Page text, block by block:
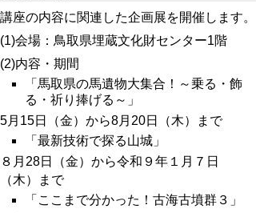
講座の内容に関連した企画展を開催します。
(1)会場：鳥取県埋蔵文化財センター1階
(2)内容・期間
「馬取県の馬遺物大集合！～乗る・飾
る・祈り捧げる～」
5月15日（金）から8月20日（木）まで
「最新技術で探る山城」
８月28日（金）から令和９年 １月７日
（木）まで
「ここまで分かった！古海古墳群３」